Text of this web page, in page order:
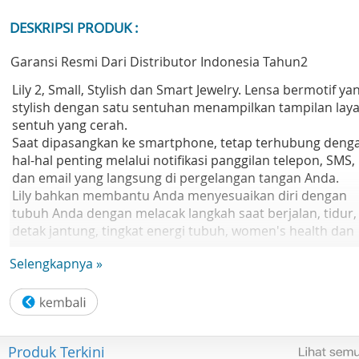
DESKRIPSI PRODUK :
Garansi Resmi Dari Distributor Indonesia Tahun2
Lily 2, Small, Stylish dan Smart Jewelry. Lensa bermotif
stylish dengan satu sentuhan menampilkan tampilan
sentuh yang cerah.
Saat dipasangkan ke smartphone, tetap terhubung
hal-hal penting melalui notifikasi panggilan telepon, SMS,
dan email yang langsung di pergelangan tangan Anda.
Lily bahkan membantu Anda menyesuaikan diri dengan
tubuh Anda dengan melacak langkah saat berjalan, tidur,
detak jantung, tingkat energi tubuh, women's health dan
Dengan baterai yang tahan hingga 5 hari, Lily membantu
Detail Produk
Lensa bermotif luwes dengan tampilan layar sentuh
Masa hidup baterai hingga 5 hari
Selengkapnya »
Produk Terkini